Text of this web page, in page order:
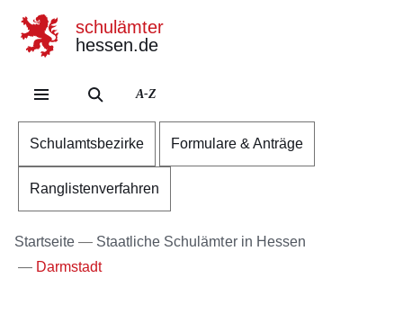
schulämter
hessen.de
A-Z
Schulamtsbezirke Formulare & Anträge
Ranglistenverfahren
Startseite
Staatliche Schulämter in Hessen
Darmstadt